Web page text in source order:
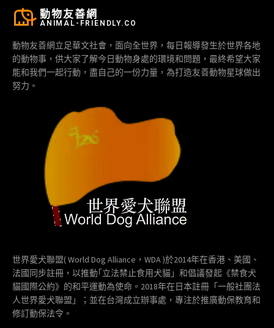
動物友善網
ANIMAL-FRIENDLY.CO
動物友善網立足華文社會，面向全世界，每日報導發生於世界各地
的動物事，供大家了解今日動物身處的環境和問題，最終希望大家
能和我們一起行動，盡自己的一份力量，為打造友善動物星球做出
努力。
世界愛犬聯盟( World Dog Alliance，WDA )於2014年在香港、美國、
法國同步註冊，以推動｢立法禁止食用犬貓」和倡議發起《禁食犬
貓國際公約》的和平運動為使命。2018年在日本註冊「一般社團法
人世界愛犬聯盟」；並在台灣成立辦事處，專注於推廣動保教育和
修訂動保法令。